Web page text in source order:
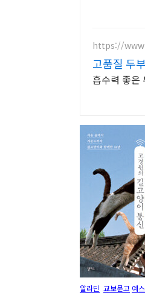
https://
고품질 두
흡수력 좋은
알라딘 교보문고 예